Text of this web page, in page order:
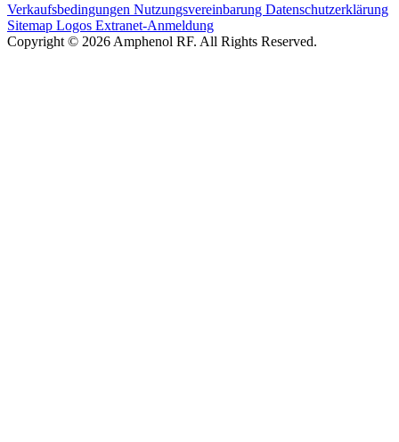
Verkaufsbedingungen Nutzungsvereinbarung Datenschutzerklärung
Sitemap Logos Extranet-Anmeldung
Copyright © 2026 Amphenol RF. All Rights Reserved.